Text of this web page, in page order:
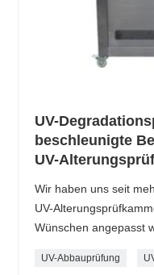
UV-
beschleunigte
UV-
Wir haben uns seit
UV-
Wünschen angepasst
UV-Abbauprüfung